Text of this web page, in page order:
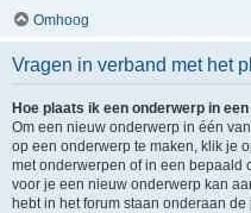
Omhoog
Vragen in verband met het
Hoe plaats ik een onderwerp in
Om een nieuw onderwerp in één
op een onderwerp te maken, klik je
met onderwerpen of in een bepaald
voor je een nieuw onderwerp kan
hebt in het forum staan onderaan